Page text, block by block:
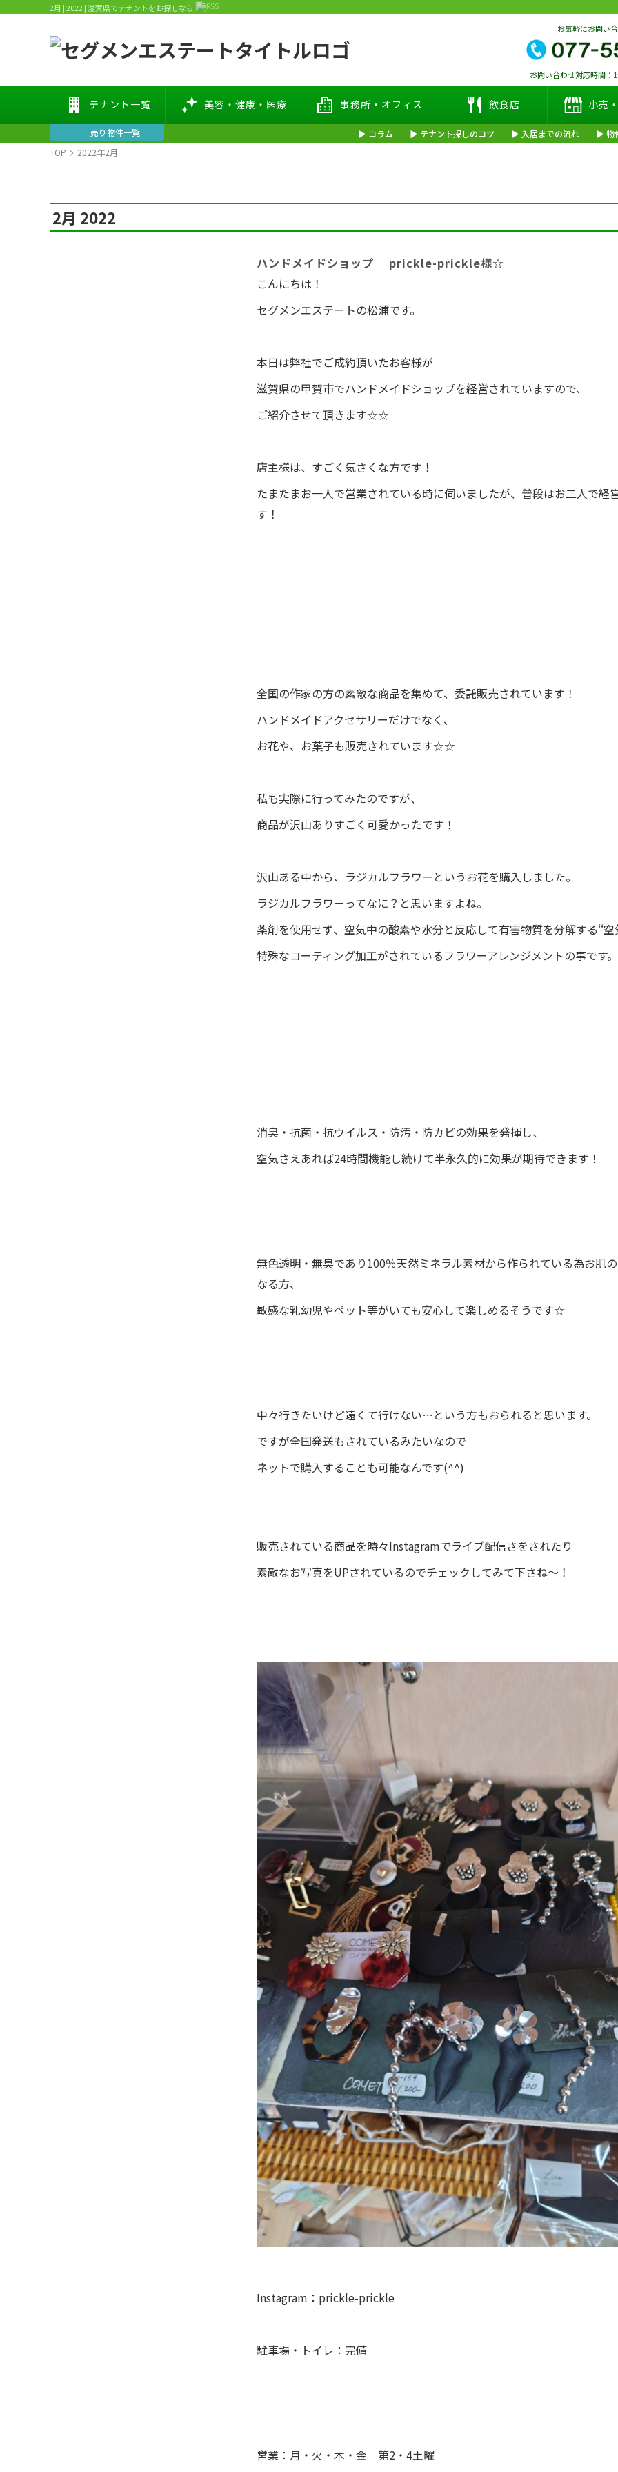
2月 | 2022 | 滋賀県でテナントをお探しなら
お気軽にお問い
お問い合わせ対応時間：
テナント一覧 美容・健康・医療 事務所・オフィス 飲食店 小売
売り物件一覧 コラム テナント探しのコツ 入居までの流れ 物
TOP
2022年2月
2月 2022
ハンドメイドショップ prickle-prickle様☆
こんにちは！
セグメンエステートの松浦です。
本日は弊社でご成約頂いたお客様が
滋賀県の甲賀市でハンドメイドショップを経営されていますので、
ご紹介させて頂きます☆☆
店主様は、すごく気さくな方です！
たまたまお一人で営業されている時に伺いましたが、普段はお二人で経
す！
全国の作家の方の素敵な商品を集めて、委託販売されています！
ハンドメイドアクセサリーだけでなく、
お花や、お菓子も販売されています☆☆
私も実際に行ってみたのですが、
商品が沢山ありすごく可愛かったです！
沢山ある中から、ラジカルフラワーというお花を購入しました。
ラジカルフラワーってなに？と思いますよね。
薬剤を使用せず、空気中の酸素や水分と反応して有害物質を分解する‘‘空
特殊なコーティング加工がされているフラワーアレンジメン
消臭・抗菌・抗ウイルス・防汚・防カビの効果を発揮し、
空気さえあれば24時間機能し続けて半永久的に効果が期待できます！
無色透明・無臭であり100％天然ミネラル素材から作られている為お肌
なる方、
敏感な乳幼児やペット等がいても安心して楽しめるそうです☆
中々行きたいけど遠くて行けない…という方もおられると思います。
ですが全国発送もされているみたいなので
ネットで購入することも可能なんです(^^)
販売されている商品を時々Instagramでライブ配信さをされたり
素敵なお写真をUPされているのでチェックしてみて下さね～！
Instagram：prickle-prickle
駐車場・トイレ：完備
営業：月・火・木・金 第2・4土曜